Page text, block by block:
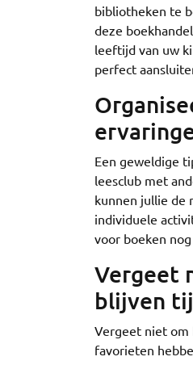
bibliotheken te
deze
leeftijd van uw
perfect
Een geweldige
leesclub met
kunnen jullie de
individuele
voor boeken
Vergeet
blijven
Vergeet niet om
favorieten